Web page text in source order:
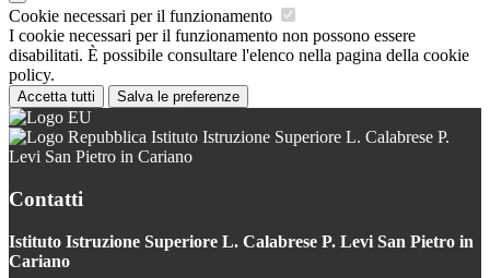
Cookie necessari per il funzionamento
I cookie necessari per il funzionamento non possono essere
disabilitati. È possibile consultare l'elenco nella pagina della cookie
policy.
Accetta tutti Salva le preferenze
Istituto Istruzione Superiore L. Calabrese P.
Levi San Pietro in Cariano
Contatti
Istituto Istruzione Superiore L. Calabrese P. Levi San Pietro in
Cariano